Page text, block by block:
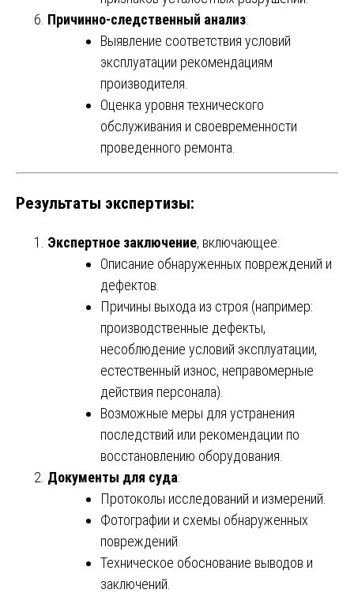
Причинно-следственный анализ:
Выявление соответствия условий
эксплуатации рекомендациям
производителя.
Оценка уровня технического
обслуживания и своевременности
проведенного ремонта.
Результаты экспертизы:
Экспертное заключение, включающее:
Описание обнаруженных повреждений и
дефектов.
Причины выхода из строя (например:
производственные дефекты,
несоблюдение условий эксплуатации,
естественный износ, неправомерные
действия персонала).
Возможные меры для устранения
последствий или рекомендации по
восстановлению оборудования.
Документы для суда:
Протоколы исследований и измерений.
Фотографии и схемы обнаруженных
повреждений.
Техническое обоснование выводов и
заключений.